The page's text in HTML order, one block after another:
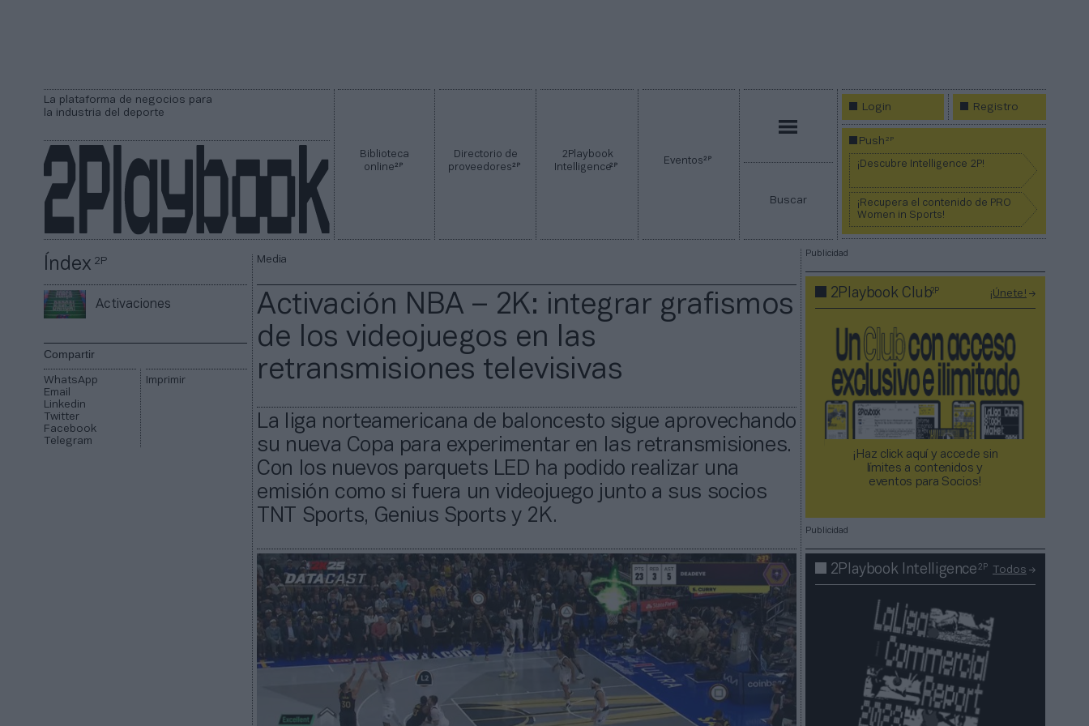
La plataforma de negocios para
la industria del deporte
Biblioteca
online2P
Directorio de
proveedores2P
2Playbook
Intelligence2P Eventos2P
Buscar
Login Registro
Push2P
¡Descubre Intelligence 2P!
¡Recupera el contenido de PRO
Women in Sports!
Índex2P
Activaciones
Compartir
WhatsApp
Email
Linkedin
Twitter
Facebook
Telegram
Imprimir
Media
Activación NBA – 2K: integrar grafismos
de los videojuegos en las
retransmisiones televisivas
La liga norteamericana de baloncesto sigue aprovechando
su nueva Copa para experimentar en las retransmisiones.
Con los nuevos parquets LED ha podido realizar una
emisión como si fuera un videojuego junto a sus socios
TNT Sports, Genius Sports y 2K.
Publicidad
2Playbook Club2P ¡Únete!
¡Haz click aquí y accede sin
límites a contenidos y
eventos para Socios!​​​​​​​
Publicidad
2Playbook Intelligence2P Todos